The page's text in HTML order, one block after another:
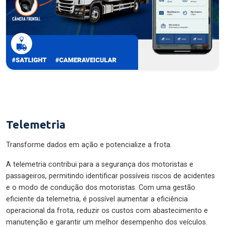
Telemetria
Transforme dados em ação e potencialize a frota.
A telemetria contribui para a segurança dos motoristas e
passageiros, permitindo identificar possíveis riscos de acidentes
e o modo de condução dos motoristas. Com uma gestão
eficiente da telemetria, é possível aumentar a eficiência
operacional da frota, reduzir os custos com abastecimento e
manutenção e garantir um melhor desempenho dos veículos.